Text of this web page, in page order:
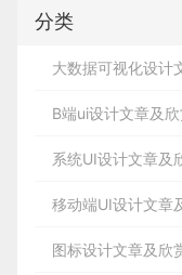
分类
大数据可视化设计
B端ui设计文章及
系统UI设计文章及
移动端UI设计文章
图标设计文章及欣